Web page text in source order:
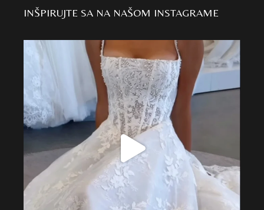
INŠPIRUJTE SA NA NAŠOM INSTAGRAME